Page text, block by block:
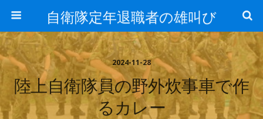
自衛隊定年退職者の雄叫び
2024-11-28
陸上自衛隊員の野外炊事車で作
るカレー